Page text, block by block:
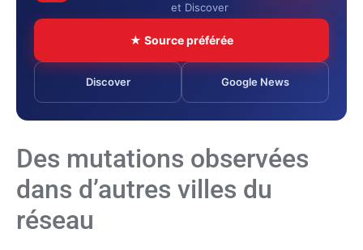
et Discover
★ Source préférée
Discover Google News
Des mutations observées
dans d’autres villes du
réseau